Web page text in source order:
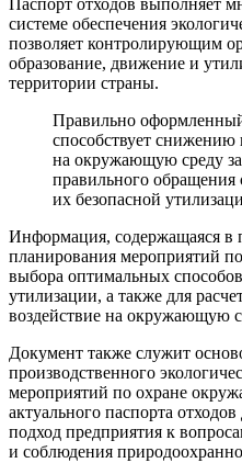
Паспорт отходов выполняет
системе обеспечения
позволяет контролирующим
образование, движение и
территории страны.
Правильно
способствует снижению
на окружающую среду за
правильного
их безопасной
Информация, содержащаяся в
планирования мероприятий
выбора оптимальных
утилизации, а также для
воздействие на окружающую
Документ также служит
производственного
мероприятий по охране
актуального паспорта
подход предприятия к
и соблюдения